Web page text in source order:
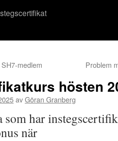
medlem Problem
hösten
avGöran Granberg
som har
när